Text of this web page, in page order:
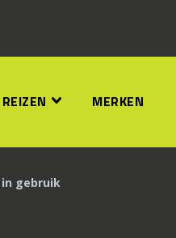
REIZEN MERKEN
gebruik